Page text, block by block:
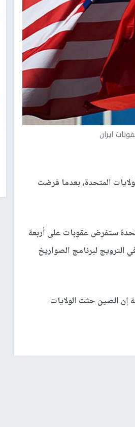
ايران
المتحدة، بعدما فرضت
ستفرض عقوبات على أربعة
الترويج لبرنامج الصواريخ
إن الصين حثت الولايات